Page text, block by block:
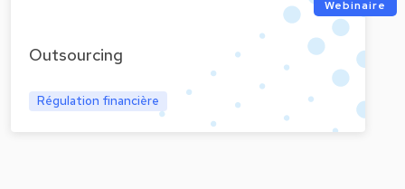
Outsourcing
Régulation financière
Webinaire